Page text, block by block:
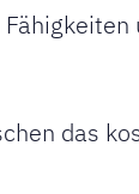
das